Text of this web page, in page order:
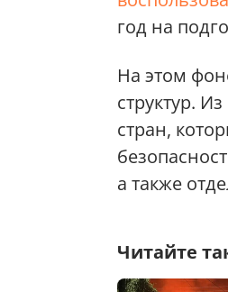
год на
На этом
структур.
стран,
а также
Читайте